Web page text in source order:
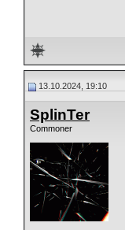
13.10.2024, 19:10
SplinTer
Commoner